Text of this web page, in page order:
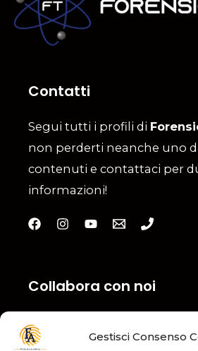
Gestisci Consenso
Contatti
Segui tutti i profili di
non perderti neanche uno
contenuti e contattaci per
informazioni!
Collabora con noi
Compila il nostro Modulo ed
candidatura! Clicca qui